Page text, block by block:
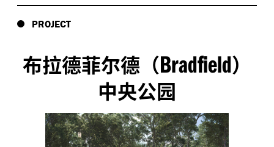
PROJECT
布拉德菲尔德（Bradfield）
中央公园